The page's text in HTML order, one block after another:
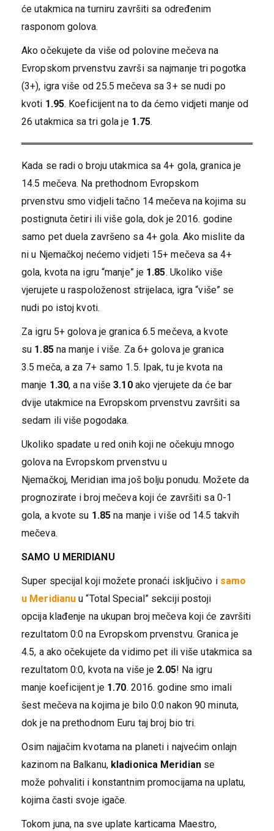
će utakmica na turniru završiti sa određenim
rasponom golova.
Ako očekujete da više od polovine mečeva na
Evropskom prvenstvu završi sa najmanje tri pogotka
(3+), igra više od 25.5 mečeva sa 3+ se nudi po
kvoti 1.95. Koeficijent na to da ćemo vidjeti manje od
26 utakmica sa tri gola je 1.75.
Kada se radi o broju utakmica sa 4+ gola, granica je
14.5 mečeva. Na prethodnom Evropskom
prvenstvu smo vidjeli tačno 14 mečeva na kojima su
postignuta četiri ili više gola, dok je 2016. godine
samo pet duela završeno sa 4+ gola. Ako mislite da
ni u Njemačkoj nećemo vidjeti 15+ mečeva sa 4+
gola, kvota na igru “manje” je 1.85. Ukoliko više
vjerujete u raspoloženost strijelaca, igra “više” se
nudi po istoj kvoti.
Za igru 5+ golova je granica 6.5 mečeva, a kvote
su 1.85na manje i više. Za 6+ golova je granica
3.5 meča, a za 7+ samo 1.5. Ipak, tu je kvota na
manje 1.30, a na više3.10ako vjerujete da će bar
dvije utakmice na Evropskom prvenstvu završiti sa
sedam ili više pogodaka.
Ukoliko spadate u red onih koji ne očekuju mnogo
golova na Evropskom prvenstvu u
Njemačkoj, Meridian ima još bolju ponudu. Možete da
prognozirate i broj mečeva koji će završiti sa 0-1
gola, a kvote su 1.85 na manje i više od 14.5 takvih
mečeva.
SAMO U MERIDIANU
Super specijal koji možete pronaći isključivo i samo
u Meridianu u “Total Special” sekciji postoji
opcija klađenje na ukupan broj mečeva koji će završiti
rezultatom 0:0 na Evropskom prvenstvu. Granica je
4.5, a ako očekujete da vidimo pet ili više utakmica sa
rezultatom 0:0, kvota na više je 2.05! Na igru
manje koeficijent je 1.70. 2016. godine smo imali
šest mečeva na kojima je bilo 0:0 nakon 90 minuta,
dok je na prethodnom Euru taj broj bio tri.
Osim najjačim kvotama na planeti i najvećim onlajn
kazinom na Balkanu, kladionica Meridianse
može pohvaliti i konstantnim promocijama na uplatu,
kojima časti svoje igače.
Tokom juna, na sve uplate karticama Maestro,